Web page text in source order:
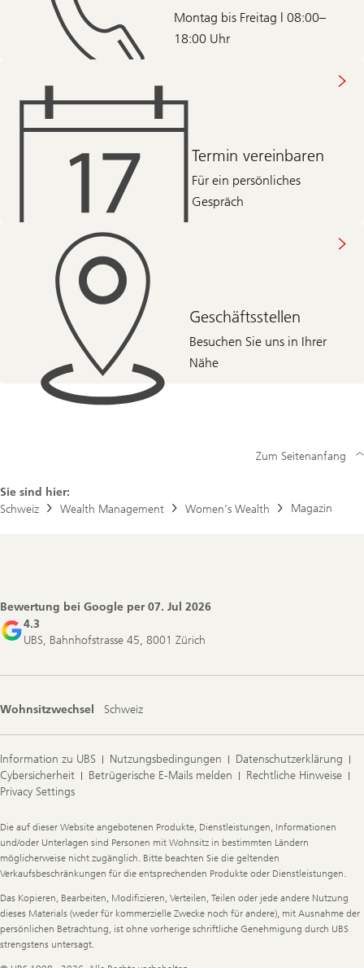
Montag bis Freitag | 08:00–
18:00 Uhr
Termin vereinbaren
Für ein persönliches
Gespräch
Geschäftsstellen
Besuchen Sie uns in Ihrer
Nähe
Sie sind hier:
Schweiz
Wealth Management Women’s Wealth Magazin
Zum Seitenanfang
Bewertung bei Google per07. Jul 2026
4.3
UBS, Bahnhofstrasse 45, 8001 Zürich
Wohnsitzwechsel Schweiz
Information zu UBS Nutzungsbedingungen
Datenschutzerklärung
Cybersicherheit
Betrügerische E-Mails melden
Rechtliche Hinweise
Privacy Settings
Legal
Information
Die auf dieser Website angebotenen Produkte, Dienstleistungen, Informationen
und/oder Unterlagen sind Personen mit Wohnsitz in bestimmten Ländern
möglicherweise nicht zugänglich. Bitte beachten Sie die geltenden
Verkaufsbeschränkungen für die entsprechenden Produkte oder Dienstleistungen.
Das Kopieren, Bearbeiten, Modifizieren, Verteilen, Teilen oder jede andere Nutzung
dieses Materials (weder für kommerzielle Zwecke noch für andere), mit Ausnahme der
persönlichen Betrachtung, ist ohne vorherige schriftliche Genehmigung durch UBS
strengstens untersagt.